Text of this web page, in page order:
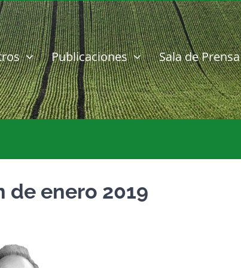
Publicaciones Sala de Prensa
de enero 2019